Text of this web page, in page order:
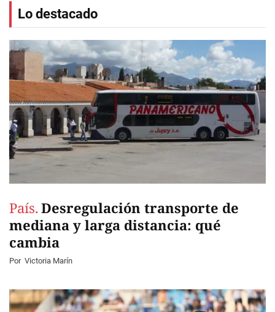
Lo destacado
País. Desregulación transporte de
mediana y larga distancia: qué
cambia
Por Victoria Marín